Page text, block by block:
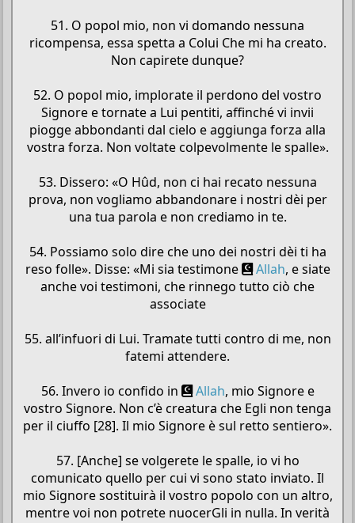
51. O popol mio, non vi domando nessuna
ricompensa, essa spetta a Colui Che mi ha creato.
Non capirete dunque?
52. O popol mio, implorate il perdono del vostro
Signore e tornate a Lui pentiti, affinché vi invii
piogge abbondanti dal cielo e aggiunga forza alla
vostra forza. Non voltate colpevolmente le spalle».
53. Dissero: «O Hûd, non ci hai recato nessuna
prova, non vogliamo abbandonare i nostri dèi per
una tua parola e non crediamo in te.
54. Possiamo solo dire che uno dei nostri dèi ti ha
reso folle». Disse: «Mi sia testimone
Allah, e siate
anche voi testimoni, che rinnego tutto ciò che
associate
55. all’infuori di Lui. Tramate tutti contro di me, non
fatemi attendere.
56. Invero io confido in
Allah, mio Signore e
vostro Signore. Non c’è creatura che Egli non tenga
per il ciuffo [28]. Il mio Signore è sul retto sentiero».
57. [Anche] se volgerete le spalle, io vi ho
comunicato quello per cui vi sono stato inviato. Il
mio Signore sostituirà il vostro popolo con un altro,
mentre voi non potrete nuocerGli in nulla. In verità